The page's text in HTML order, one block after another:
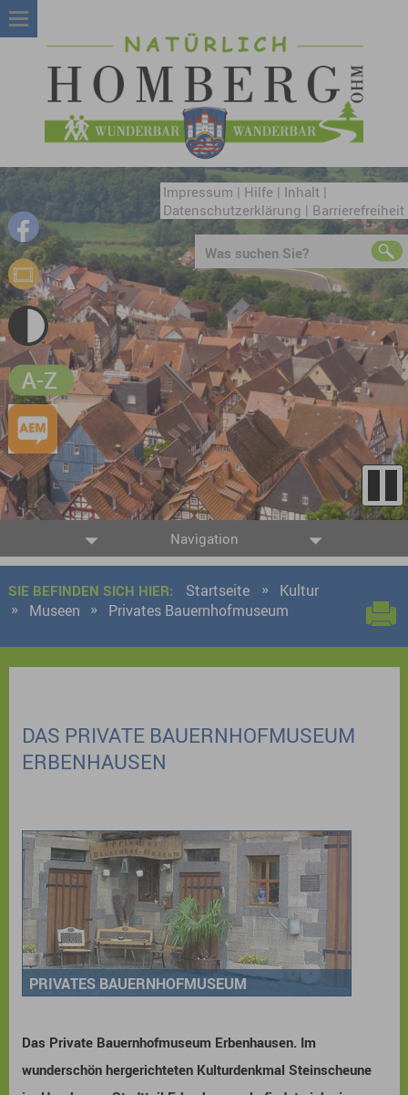
Impressum | Hilfe | Inhalt|
Datenschutzerklärung | Barrierefreiheit
Was suchen Sie?
Navigation
SIE BEFINDEN SICH HIER: Startseite
Kultur
Museen
Privates Bauernhofmuseum
DAS PRIVATE BAUERNHOFMUSEUM
ERBENHAUSEN
PRIVATES BAUERNHOFMUSEUM
Das Private Bauernhofmuseum Erbenhausen. Im
wunderschön hergerichteten Kulturdenkmal Steinscheune